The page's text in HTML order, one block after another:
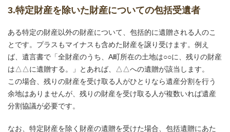
3.特定財産を除いた財産についての包括受遺者
ある特定の財産以外の財産について、包括的に遺贈される人のこ
とです。プラスもマイナスも含めた財産を譲り受けます。例え
ば、遺言書で「全財産のうち、A町所在の土地は○○に、残りの財産
は△△に遺贈する。」とあれば、△△への遺贈が該当します。
この場合、残りの財産を受け取る人がひとりなら遺産分割を行う
余地はありませんが、残りの財産を受け取る人が複数いれば遺産
分割協議が必要です。
なお、特定財産を除く財産の遺贈を受けた場合、包括遺贈にあた